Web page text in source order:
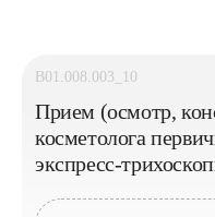
B01.008.003_10
Прием (осмотр,
косметолога
экспресс-